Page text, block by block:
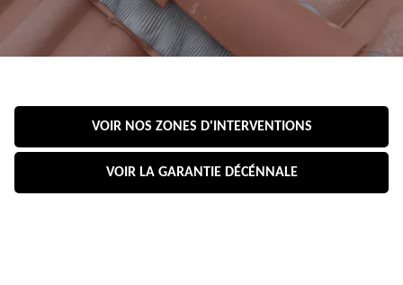
VOIR NOS ZONES D'INTERVENTIONS
VOIR LA GARANTIE DÉCÉNNALE